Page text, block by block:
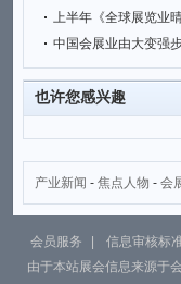
上半年《全球展览业
中国会展业由大变强
也许您感兴趣
产业新闻 - 焦点人物 - 会
会员服务 信息审核标
由于本站展会信息来源于